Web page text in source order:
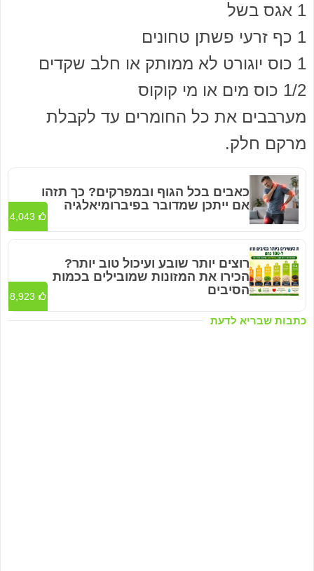
1 אגס בשל
1 כף זרעי פשתן טחונים
1 כוס יוגורט לא ממותק או חלב שקדים
1/2 כוס מים או מי קוקוס
מערבבים את כל החומרים עד לקבלת
מרקם חלק.
כתבות שבריא לדעת
כאבים בכל הגוף ובמפרקים? כך תזהו
אם ייתכן שמדובר בפיברומיאלגיה
4,043
רוצים יותר שובע ועיכול טוב יותר?
הכירו את המזונות שמובילים בכמות
הסיבים
8,923